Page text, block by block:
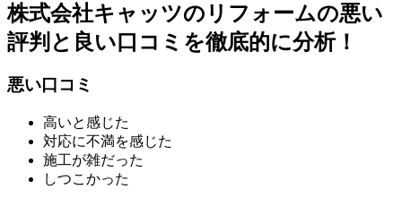
株式会社キャッツのリフォームの悪い
評判と良い口コミを徹底的に分析！
悪い口コミ
高いと感じた
対応に不満を感じた
施工が雑だった
しつこかった